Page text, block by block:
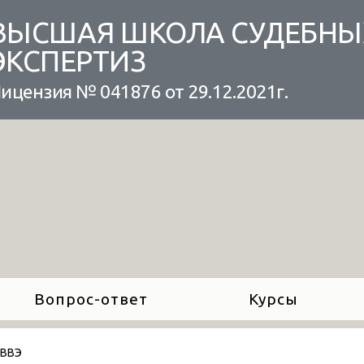
ШКОЛА
№ 041876 от 29.12.2021г.
Вопрос-ответ Курсы